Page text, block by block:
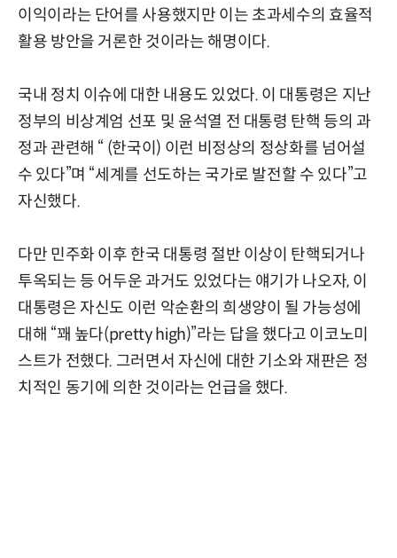
이익이라는 단어를 사용했지만 이는 초과세수의 효율적
활용 방안을 거론한 것이라는 해명이다.
국내 정치 이슈에 대한 내용도 있었다. 이 대통령은 지난
정부의 비상계엄 선포 및 윤석열 전 대통령 탄핵 등의 과
정과 관련해 “ (한국이) 이런 비정상의 정상화를 넘어설
수 있다”며 “세계를 선도하는 국가로 발전할 수 있다”고
자신했다.
다만 민주화 이후 한국 대통령 절반 이상이 탄핵되거나
투옥되는 등 어두운 과거도 있었다는 얘기가 나오자, 이
대통령은 자신도 이런 악순환의 희생양이 될 가능성에
대해 “꽤 높다(pretty high)”라는 답을 했다고 이코노미
스트가 전했다. 그러면서 자신에 대한 기소와 재판은 정
치적인 동기에 의한 것이라는 언급을 했다.